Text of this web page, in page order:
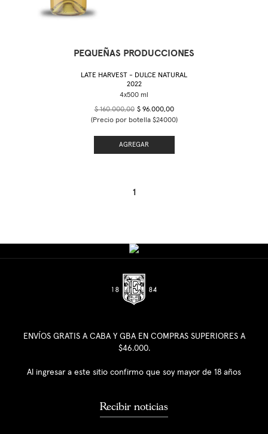
PEQUEÑAS PRODUCCIONES
LATE HARVEST - DULCE NATURAL
2022
$ 160.000,00 $ 96.000,00
(Precio por botella $24000)
AGREGAR
1
ENVÍOS GRATIS A CABA Y GBA EN COMPRAS SUPERIORES A
$46.000.
Al ingresar a este sitio confirmo que soy mayor de 18 años
Recibir noticias